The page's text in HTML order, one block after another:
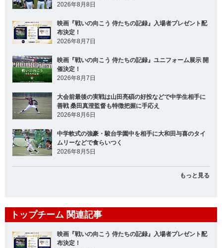
2026年8月8日
映画『戦いの向こう 侍たちの記録』入場者プレゼント配
布決定！
2026年8月7日
映画『戦いの向こう 侍たちの記録』ユニフォーム展示 開
催決定！
2026年8月7日
大会前最後の実戦は山田亮碩の好投などで中学生相手に
善戦 桑田真澄監督も特徴把握に手応え
2026年8月6日
中学軟式の強豪・駿台学園中を相手に大和田与喜のタイ
ムリーなどで食らいつく
2026年8月5日
もっと見る
トップチーム 関連記事
映画『戦いの向こう 侍たちの記録』入場者プレゼント配
布決定！